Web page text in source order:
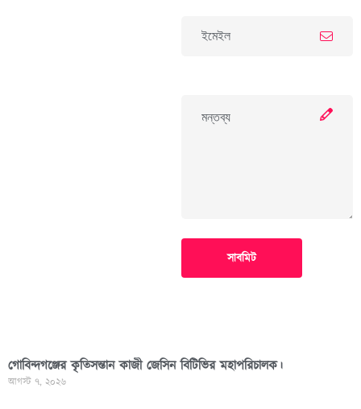
সাবমিট
গোবিন্দগঞ্জের কৃতিসন্তান কাজী জেসিন বিটিভির মহাপরিচালক।
আগস্ট ৭, ২০২৬